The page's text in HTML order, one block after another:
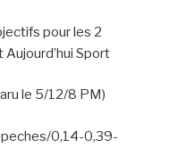
pour les 2
Sport
le 5/12/8 PM)
0,14-0,39-